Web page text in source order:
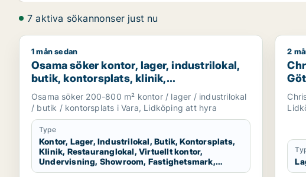
7 aktiva sökannonser just nu
Osama söker kontor, lager, industrilokal, butik,
1 mån sedan
Osama söker kontor, lager, industrilokal,
butik, kontorsplats, klinik,
restauranglokal, virtuellt kontor,
undervisning, showroom, fastighetsmark
eller garage för uthyrning i Vara eller
Lidköping
Osama söker 200-800 m² kontor / lager / industrilokal
/ butik / kontorsplats i Vara, Lidköping att hyra
Type
Kontor, Lager, Industrilokal, Butik, Kontorsplats,
Klinik, Restauranglokal, Virtuellt kontor,
Undervisning, Showroom, Fastighetsmark,
Garage
2